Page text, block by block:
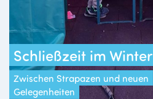
Schließzeit im Winter
Zwischen Strapazen und neuen
Gelegenheiten